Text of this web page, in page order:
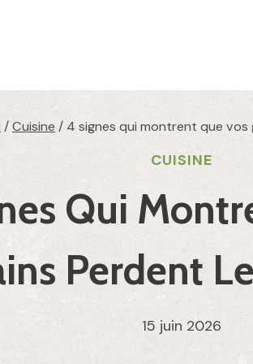
/Cuisine / 4 signes qui montrent que
CUISINE
Qui
Perdent
15 juin 2026